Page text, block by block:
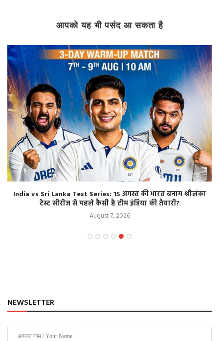
आपको यह भी पसंद आ सकता है
India vs Sri Lanka Test Series: 15 अगस्त की भारत बनाम श्रीलंका
टेस्ट सीरीज से पहले कैसी है टीम इंडिया की तैयारी?
August 7, 2026
NEWSLETTER